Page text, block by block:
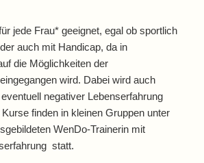
jede Frau* geeignet, egal ob sportlich
auch mit Handicap, da in
die Möglichkeiten der
wird. Dabei wird auch
negativer Lebenserfahrung
finden in kleinen Gruppen unter
WenDo-Trainerin mit
statt.